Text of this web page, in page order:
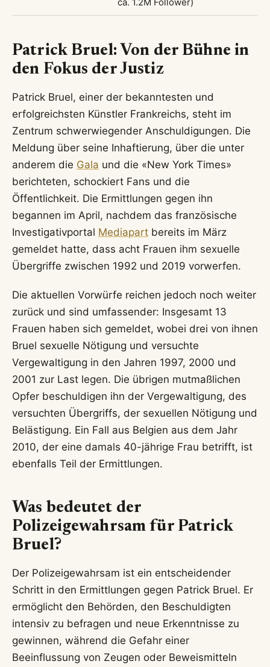
Patrick Bruel: Von der Bühne in
den Fokus der Justiz
Patrick Bruel, einer der bekanntesten und
erfolgreichsten Künstler Frankreichs, steht im
Zentrum schwerwiegender Anschuldigungen. Die
Meldung über seine Inhaftierung, über die unter
anderem die Gala und die «New York Times»
berichteten, schockiert Fans und die
Öffentlichkeit. Die Ermittlungen gegen ihn
begannen im April, nachdem das französische
Investigativportal Mediapart bereits im März
gemeldet hatte, dass acht Frauen ihm sexuelle
Übergriffe zwischen 1992 und 2019 vorwerfen.
Die aktuellen Vorwürfe reichen jedoch noch weiter
zurück und sind umfassender: Insgesamt 13
Frauen haben sich gemeldet, wobei drei von ihnen
Bruel sexuelle Nötigung und versuchte
Vergewaltigung in den Jahren 1997, 2000 und
2001 zur Last legen. Die übrigen mutmaßlichen
Opfer beschuldigen ihn der Vergewaltigung, des
versuchten Übergriffs, der sexuellen Nötigung und
Belästigung. Ein Fall aus Belgien aus dem Jahr
2010, der eine damals 40-jährige Frau betrifft, ist
ebenfalls Teil der Ermittlungen.
Was bedeutet der
Polizeigewahrsam für Patrick
Bruel?
Der Polizeigewahrsam ist ein entscheidender
Schritt in den Ermittlungen gegen Patrick Bruel. Er
ermöglicht den Behörden, den Beschuldigten
intensiv zu befragen und neue Erkenntnisse zu
gewinnen, während die Gefahr einer
Beeinflussung von Zeugen oder Beweismitteln